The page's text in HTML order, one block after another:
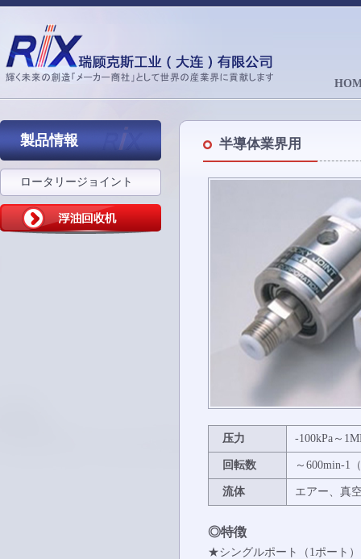
製品情報
ロータリージョイント
半導体業界用
压力 -100kPa～
回転数 ～600min-1
流体 エアー、真
◎特徴
★シングルポート（1ポート